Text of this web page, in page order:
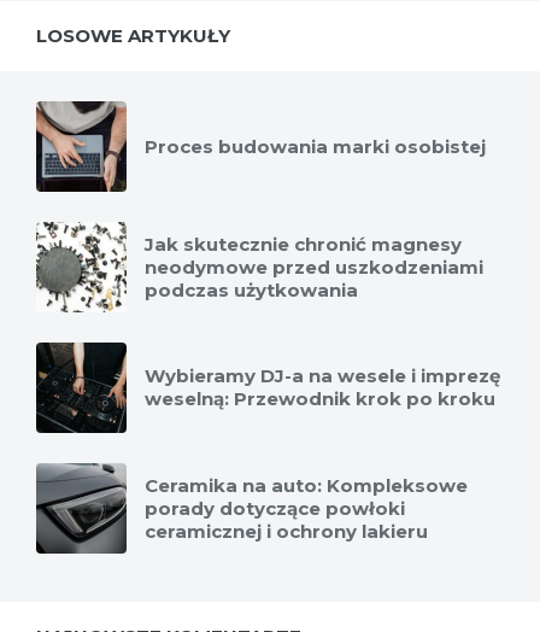
LOSOWE ARTYKUŁY
Proces budowania marki osobistej
Jak skutecznie chronić magnesy
neodymowe przed uszkodzeniami
podczas użytkowania
Wybieramy DJ-a na wesele i imprezę
weselną: Przewodnik krok po kroku
Ceramika na auto: Kompleksowe
porady dotyczące powłoki
ceramicznej i ochrony lakieru